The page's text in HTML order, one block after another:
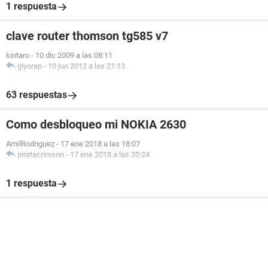
1 respuesta
clave router thomson tg585 v7
kintaro - 10 dic 2009 a las 08:11
giyorap - 10 jun 2012 a las 21:13
63 respuestas
Como desbloqueo mi NOKIA 2630
AmilRodriguez - 17 ene 2018 a las 18:07
piratacrimson - 17 ene 2018 a las 20:24
1 respuesta